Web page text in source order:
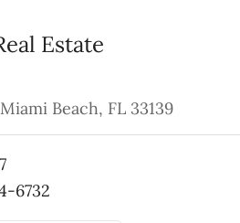
Estate
Beach, FL 33139
6732